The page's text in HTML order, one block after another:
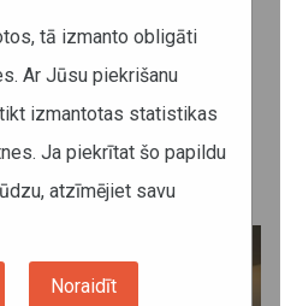
kārtība
tā izmanto obligāti
Ar Jūsu piekrišanu
izmantotas statistikas
Ja piekrītat šo papildu
atzīmējiet savu
Noraidīt